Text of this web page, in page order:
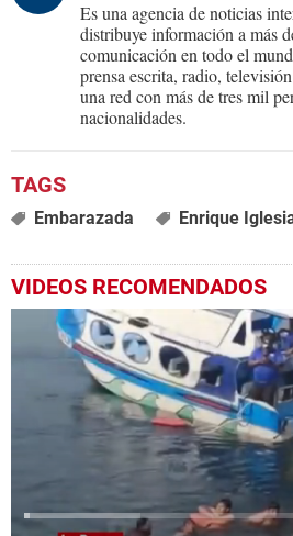
Es una agencia de noticias
distribuye información a más
comunicación en todo el
prensa escrita, radio,
una red con más de tres mil
nacionalidades.
Embarazada Enrique
VIDEOS RECOMENDADOS